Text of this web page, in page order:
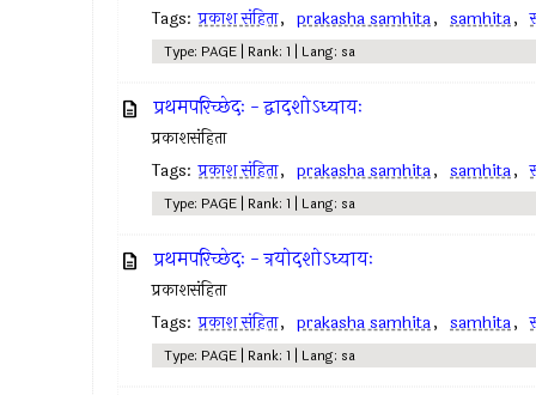
Tags: प्रकाश संहिता, prakasha samhita, samhita,
Type: PAGE | Rank: 1 | Lang: sa
प्रथमपरिच्छेदः - द्वादशोऽध्यायः
प्रकाशसंहिता
Tags: प्रकाश संहिता, prakasha samhita, samhita,
Type: PAGE | Rank: 1 | Lang: sa
प्रथमपरिच्छेदः - त्रयोदशोऽध्यायः
प्रकाशसंहिता
Tags: प्रकाश संहिता, prakasha samhita, samhita,
Type: PAGE | Rank: 1 | Lang: sa